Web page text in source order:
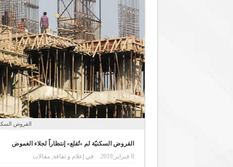
القروض
القروض السكنيّة لم «تُقلع» إنتظاراً لجلاء الغموض
8 فبراير,2019
في إعلام و ثقافة,مقالات